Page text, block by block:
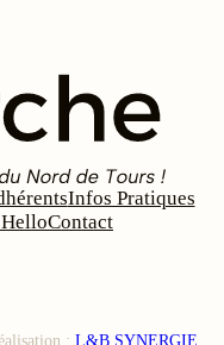
Infos Pratiques
Contact
: L&B SYNERGIE